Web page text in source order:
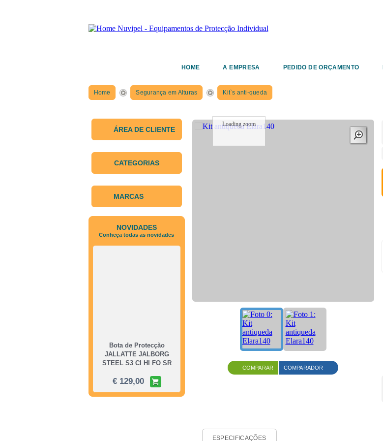
HOME A EMPRESA PEDIDO DE ORÇAMENTO
Home Segurança em Alturas Kit`s anti-queda
ÁREA DE CLIENTE
CATEGORIAS
MARCAS
NOVIDADES
Conheça todas as novidades
Bota de Protecção
JALLATTE JALBORG
STEEL S3 CI HI FO SR
€ 129,00
Loading zoom
COMPARAR COMPARADOR
ESPECIFICAÇÕES